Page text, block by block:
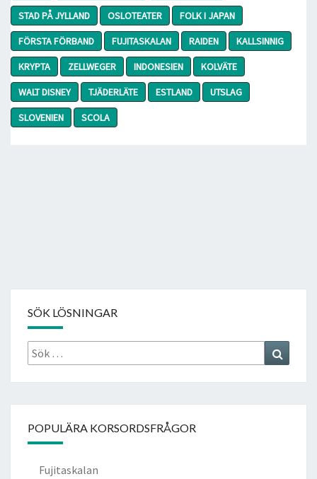
STAD PÅ JYLLAND
OSLOTEATER
FOLK I JAPAN
FÖRSTA FÖRBAND
FUJITASKALAN RAIDEN
KALLSINNIG
KRYPTA
ZELLWEGER INDONESIEN
KOLVÄTE
WALT DISNEY
TJÄDERLÄTE ESTLAND
UTSLAG
SLOVENIEN
SCOLA
SÖK LÖSNINGAR
Sök
efter:
POPULÄRA KORSORDSFRÅGOR
Fujitaskalan